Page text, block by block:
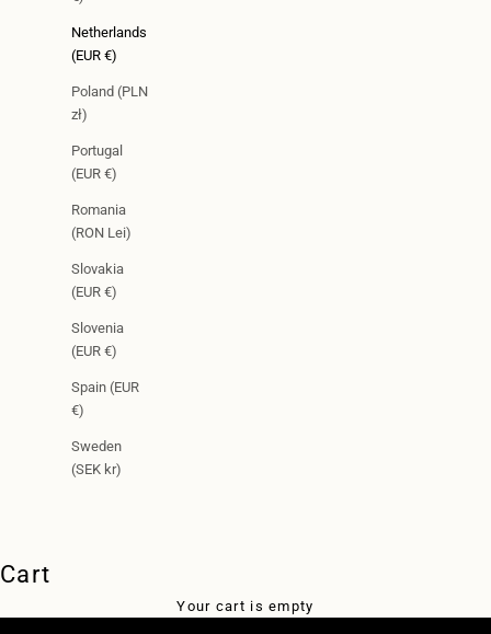
Netherlands
(EUR €)
Poland (PLN
zł)
Portugal
(EUR €)
Romania
(RON Lei)
Slovakia
(EUR €)
Slovenia
(EUR €)
Spain (EUR
€)
Sweden
(SEK kr)
Cart
Your cart is empty